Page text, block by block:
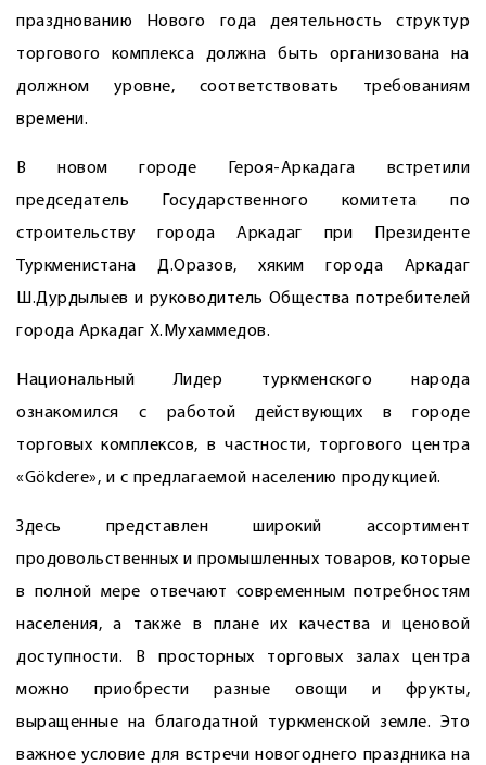
празднованию Нового года деятельность структур
торгового комплекса должна быть организована на
должном уровне, соответствовать требованиям
времени.
В новом городе Героя-­Аркадага встретили
председатель Государственного комитета по
строительству города Аркадаг при Президенте
Туркменистана Д.Оразов, хяким города Аркадаг
Ш.Дурдылыев и руководитель Общества потребителей
города Аркадаг Х.Мухаммедов.
Национальный Лидер туркменского народа
ознакомился с работой действующих в городе
торговых комплексов, в частности, торгового центра
«Gökdere», и с предлагаемой населению продукцией.
Здесь представлен широкий ассортимент
продовольственных и промышленных товаров, которые
в полной мере отвечают современным потребностям
населения, а также в плане их качества и ценовой
доступности. В просторных торговых залах центра
можно приобрести разные овощи и фрукты,
выращенные на благодатной туркменской земле. Это
важное условие для встречи новогоднего праздника на